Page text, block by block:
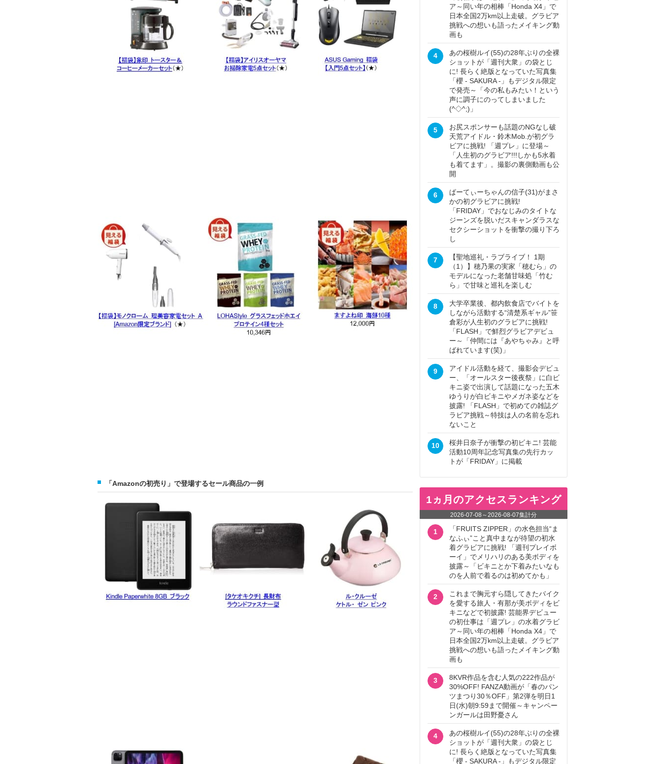
「Amazonの初売り」で登場するセール商品の一例
ア～同い年の相棒「Honda X4」で
日本全国2万km以上走破。グラビア
挑戦への想いも語ったメイキング動
画も
4
あの桜樹ルイ(55)の28年ぶりの全裸
ショットが「週刊大衆」の袋とじ
に! 長らく絶版となっていた写真集
「櫻 - SAKURA -」もデジタル限定
で発売～「今の私もみたい！という
声に調子にのってしまいました
(^◇^;)」
5
お尻スポンサーも話題のNGなし破
天荒アイドル・鈴木Mob.が初グラ
ビアに挑戦! 「週プレ」に登場～
「人生初のグラビア!!!しかも5水着
も着てます」。撮影の裏側動画も公
開
6
ぱーてぃーちゃんの信子(31)がまさ
かの初グラビアに挑戦!
「FRIDAY」でおなじみのタイトな
ジーンズを脱いだスキャンダラスな
セクシーショットを衝撃の撮り下ろ
し
7
【聖地巡礼・ラブライブ！ 1期
（1）】穂乃果の実家「穂むら」の
モデルになった老舗甘味処「竹む
ら」で甘味と巡礼を楽しむ
8
大学卒業後、都内飲食店でバイトを
しながら活動する“清楚系ギャル”笹
倉彩が人生初のグラビアに挑戦!
「FLASH」で鮮烈グラビアデビュ
ー～「仲間には『あやちゃみ』と呼
ばれています(笑)」
9
アイドル活動を経て、撮影会デビュ
ー、「オールスター後夜祭」に白ビ
キニ姿で出演して話題になった五木
ゆうりが白ビキニやメガネ姿などを
披露! 「FLASH」で初めての雑誌グ
ラビア挑戦～特技は人の名前を忘れ
ないこと
10
桜井日奈子が衝撃の初ビキニ! 芸能
活動10周年記念写真集の先行カッ
トが「FRIDAY」に掲載
1ヵ月のアクセスランキング
2026-07-08 ～2026-08-07集計分
1
「FRUITS ZIPPER」の水色担当“ま
なふぃ”こと真中まなが待望の初水
着グラビアに挑戦! 「週刊プレイボ
ーイ」でメリハリのある美ボディを
披露～「ビキニとか下着みたいなも
のを人前で着るのは初めてかも」
2
これまで胸元すら隠してきたバイク
を愛する旅人・有那が美ボディをビ
キニなどで初披露! 芸能界デビュー
の初仕事は「週プレ」の水着グラビ
ア～同い年の相棒「Honda X4」で
日本全国2万km以上走破。グラビア
挑戦への想いも語ったメイキング動
画も
3
8KVR作品を含む人気の222作品が
30%OFF! FANZA動画が「春のパン
ツまつり30％OFF」第2弾を明日1
日(水)朝9:59まで開催～キャンペー
ンガールは田野憂さん
4
あの桜樹ルイ(55)の28年ぶりの全裸
ショットが「週刊大衆」の袋とじ
に! 長らく絶版となっていた写真集
「櫻 - SAKURA -」もデジタル限定